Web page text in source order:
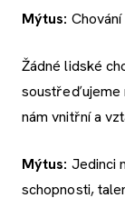
Mýtus:
Žádné lidské
soustřeďujeme
nám vnitřní a
Mýtus: Jedinci
schopnosti,